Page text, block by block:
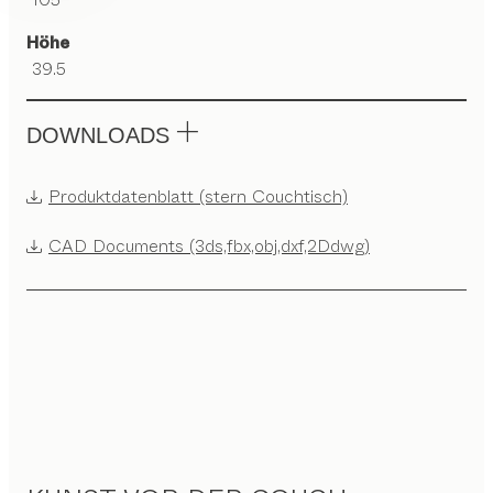
Höhe
39.5
DOWNLOADS
Produktdatenblatt (stern Couchtisch)
CAD Documents (3ds,fbx,obj,dxf,2Ddwg)